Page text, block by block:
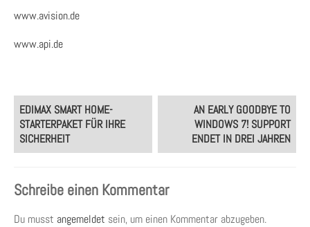
www.avision.de
www.api.de
Post
navigation
EDIMAX SMART HOME-
STARTERPAKET FÜR IHRE
SICHERHEIT
AN EARLY GOODBYE TO
WINDOWS 7! SUPPORT
ENDET IN DREI JAHREN
Schreibe einen Kommentar
Du musst angemeldet sein, um einen Kommentar abzugeben.